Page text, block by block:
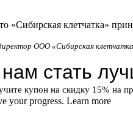
«Сибирская клетчатка»
ООО «Сибирская